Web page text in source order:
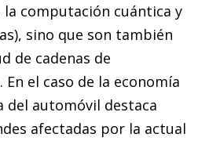
computación cuántica y
sino que son también
de cadenas de
el caso de la economía
del automóvil destaca
afectadas por la actual